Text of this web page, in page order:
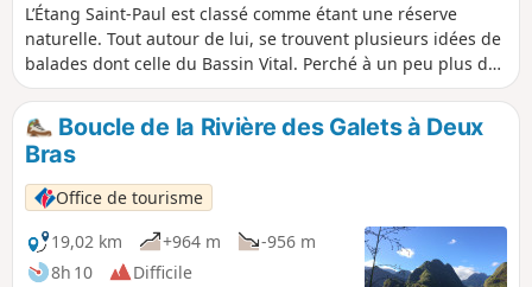
L’Étang Saint-Paul est classé comme étant une réserve
naturelle. Tout autour de lui, se trouvent plusieurs idées de
balades dont celle du Bassin Vital. Perché à un peu plus de
150 m d'altitude, il est possible d'y accéder par une courte
montée, un peu forte ou d'en faire une boucle. Les points
de vue sur l'Étang-Saint-Paul sont très beaux ! Il est
possible d'effectuer cette randonnée avec d'autres du
secteur.
Boucle de la Rivière des Galets à Deux
Bras
Office de tourisme
19,02 km
+964 m
-956 m
8h 10
Difficile